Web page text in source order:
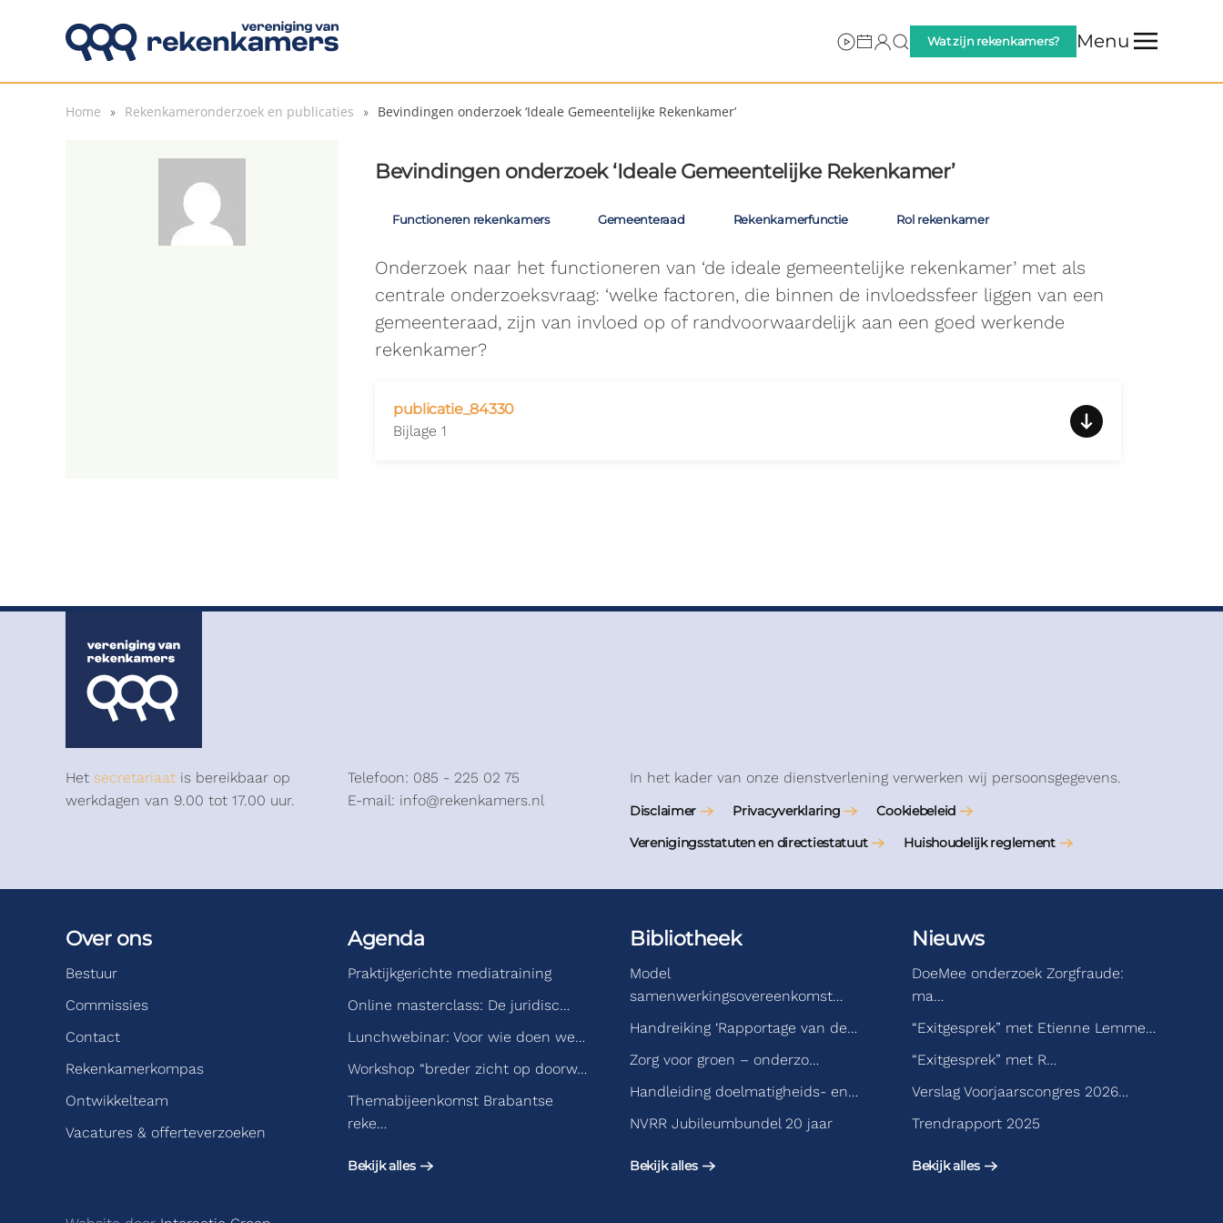
Overslaan en naar de inhoud gaan
Wat zijn rekenkamers? Menu
Home Rekenkameronderzoek en publicaties Bevindingen onderzoek ‘Ideale Gemeentelijke Rekenkamer’
Bevindingen onderzoek ‘Ideale Gemeentelijke Rekenkamer’
Functioneren rekenkamers Gemeenteraad Rekenkamerfunctie Rol rekenkamer
Onderzoek naar het functioneren van ‘de ideale gemeentelijke rekenkamer’ met als
centrale onderzoeksvraag: ‘welke factoren, die binnen de invloedssfeer liggen van een
gemeenteraad, zijn van invloed op of randvoorwaardelijk aan een goed werkende
rekenkamer?
publicatie_84330
Bijlage 1
Het secretariaat is bereikbaar op
werkdagen van 9.00 tot 17.00 uur.
Telefoon: 085 - 225 02 75
E-mail: info@rekenkamers.nl
In het kader van onze dienstverlening verwerken wij persoonsgegevens.
Disclaimer Privacyverklaring
Cookiebeleid
Verenigingsstatuten en directiestatuut
Huishoudelijk reglement
Over ons
Bestuur
Commissies
Contact
Rekenkamerkompas
Ontwikkelteam
Vacatures & offerteverzoeken
Agenda
Praktijkgerichte mediatraining
Online masterclass: De juridisc…
Lunchwebinar: Voor wie doen we…
Workshop “breder zicht op doorw…
Themabijeenkomst Brabantse
reke…
Bekijk alles
Bibliotheek
Model
samenwerkingsovereenkomst…
Handreiking ‘Rapportage van de…
Zorg voor groen – onderzo…
Handleiding doelmatigheids- en…
NVRR Jubileumbundel 20 jaar
Bekijk alles
Nieuws
DoeMee onderzoek Zorgfraude:
ma…
“Exitgesprek” met Etienne Lemme…
“Exitgesprek” met R…
Verslag Voorjaarscongres 2026…
Trendrapport 2025
Bekijk alles